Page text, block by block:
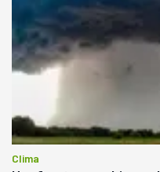
Clima